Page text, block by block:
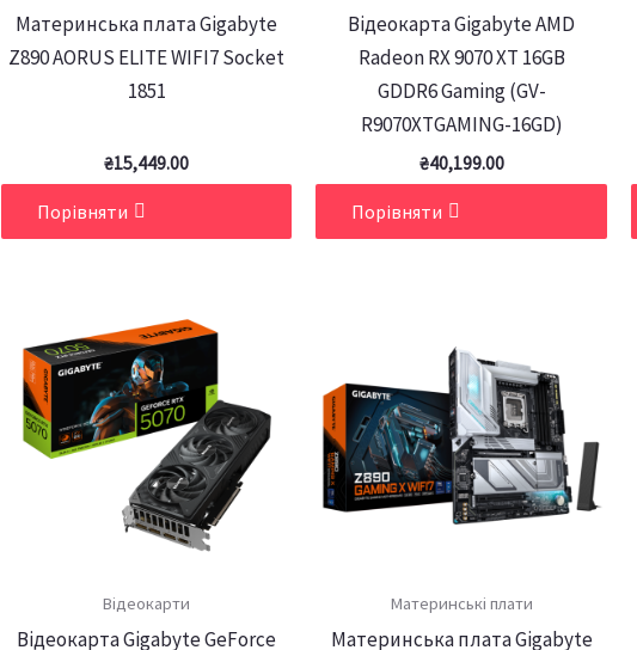
Материнська плата Gigabyte
Z890 AORUS ELITE WIFI7 Socket
1851
₴15,449.00
Порівняти
Відеокарта Gigabyte AMD
Radeon RX 9070 XT 16GB
GDDR6 Gaming (GV-
R9070XTGAMING-16GD)
₴40,199.00
Порівняти
Відеокарти
Відеокарта Gigabyte GeForce
Материнські плати
Материнська плата Gigabyte